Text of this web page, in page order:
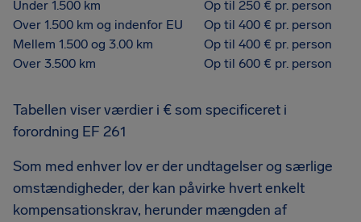
Under 1.500 km
Op til 250 € pr. person
Over 1.500 km og indenfor EU
Op til 400 € pr. person
Mellem 1.500 og 3.00 km
Op til 400 € pr. person
Over 3.500 km
Op til 600 € pr. person
Tabellen viser værdier i € som specificeret i
forordning EF 261
Som med enhver lov er der undtagelser og særlige
omstændigheder, der kan påvirke hvert enkelt
kompensationskrav, herunder mængden af